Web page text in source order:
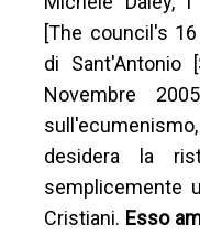
[The council's
di Sant'Antonio
Novembre
desidera la
semplicemente
Cristiani. Esso